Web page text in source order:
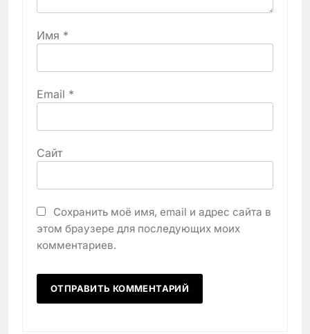
Имя *
Email *
Сайт
Сохранить моё имя, email и адрес сайта в
этом браузере для последующих моих
комментариев.